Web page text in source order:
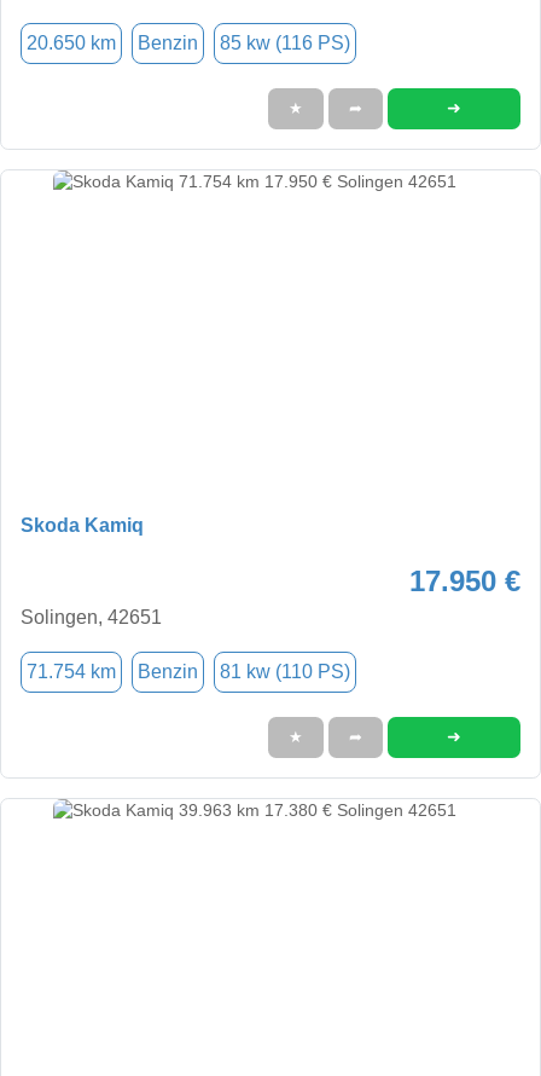
20.650 km Benzin 85 kw (116 PS)
★ ➦ ➜
Skoda Kamiq
17.950 €
Solingen, 42651
71.754 km Benzin 81 kw (110 PS)
★ ➦ ➜